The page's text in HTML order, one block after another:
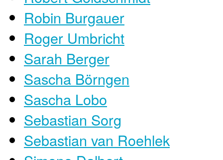
Robin Burgauer
Roger Umbricht
Sarah Berger
Sascha Börngen
Sascha Lobo
Sebastian Sorg
Sebastian van Roehlek